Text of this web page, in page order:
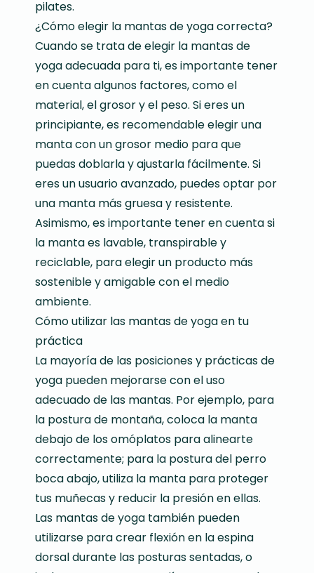
pilates.
¿Cómo elegir la mantas de yoga correcta?
Cuando se trata de elegir la mantas de
yoga adecuada para ti, es importante tener
en cuenta algunos factores, como el
material, el grosor y el peso. Si eres un
principiante, es recomendable elegir una
manta con un grosor medio para que
puedas doblarla y ajustarla fácilmente. Si
eres un usuario avanzado, puedes optar por
una manta más gruesa y resistente.
Asimismo, es importante tener en cuenta si
la manta es lavable, transpirable y
reciclable, para elegir un producto más
sostenible y amigable con el medio
ambiente.
Cómo utilizar las mantas de yoga en tu
práctica
La mayoría de las posiciones y prácticas de
yoga pueden mejorarse con el uso
adecuado de las mantas. Por ejemplo, para
la postura de montaña, coloca la manta
debajo de los omóplatos para alinearte
correctamente; para la postura del perro
boca abajo, utiliza la manta para proteger
tus muñecas y reducir la presión en ellas.
Las mantas de yoga también pueden
utilizarse para crear flexión en la espina
dorsal durante las posturas sentadas, o